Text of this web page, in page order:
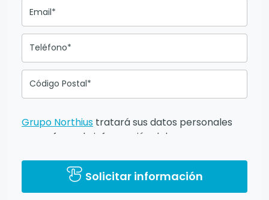
Email*
Teléfono*
Código Postal*
Grupo Northius tratará sus datos personales
para ofrecerle información del
directamente relacionados con el interés
manifestado y, en su caso, para tramitar la
contratación correspondiente. Compartiremos
Solicitar información